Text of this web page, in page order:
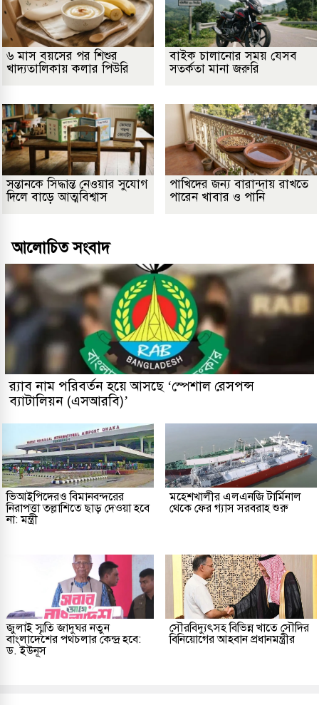
৬ মাস বয়সের পর শিশুর
খাদ্যতালিকায় কলার পিউরি
বাইক চালানোর সময় যেসব
সতর্কতা মানা জরুরি
সন্তানকে সিদ্ধান্ত নেওয়ার সুযোগ
দিলে বাড়ে আত্মবিশ্বাস
পাখিদের জন্য বারান্দায় রাখতে
পারেন খাবার ও পানি
আলোচিত সংবাদ
র‌্যাব নাম পরিবর্তন হয়ে আসছে ‘স্পেশাল রেসপন্স
ব্যাটালিয়ন (এসআরবি)’
ভিআইপিদেরও বিমানবন্দরের
নিরাপত্তা তল্লাশিতে ছাড় দেওয়া হবে
না: মন্ত্রী
মহেশখালীর এলএনজি টার্মিনাল
থেকে ফের গ্যাস সরবরাহ শুরু
জুলাই স্মৃতি জাদুঘর নতুন
বাংলাদেশের পথচলার কেন্দ্র হবে:
ড. ইউনূস
সৌরবিদ্যুৎসহ বিভিন্ন খাতে সৌদির
বিনিয়োগের আহবান প্রধানমন্ত্রীর